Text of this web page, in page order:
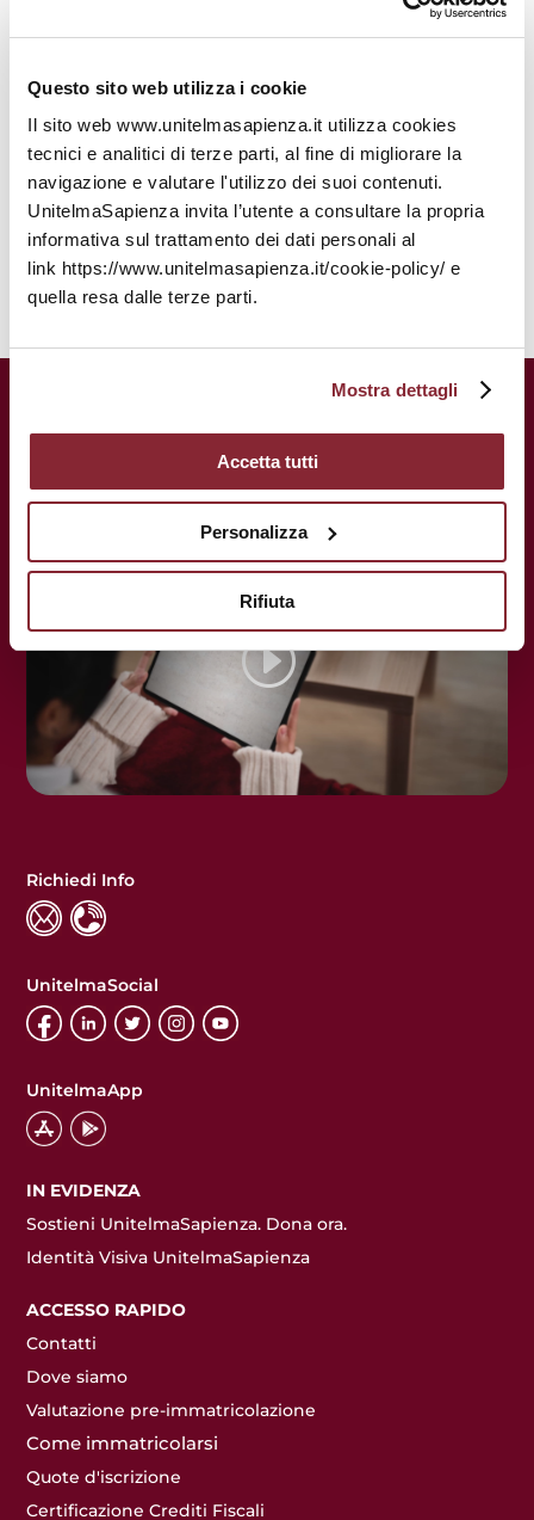
Questo sito web utilizza i cookie
Il sito web www.unitelmasapienza.it utilizza cookies
tecnici e analitici di terze parti, al fine di migliorare la
navigazione e valutare l'utilizzo dei suoi contenuti.
UnitelmaSapienza invita l’utente a consultare la propria
informativa sul trattamento dei dati personali al
link https://www.unitelmasapienza.it/cookie-policy/ e
quella resa dalle terze parti.
Mostra dettagli
Accetta tutti
Personalizza
Rifiuta
Programma
Una storia
centenaria al servizio del tuo futuro.
Richiedi Info
UnitelmaSocial
UnitelmaApp
IN EVIDENZA
Sostieni UnitelmaSapienza. Dona ora.
Identità Visiva UnitelmaSapienza
ACCESSO RAPIDO
Contatti
Dove siamo
Valutazione pre-immatricolazione
Come immatricolarsi
Quote d'iscrizione
Certificazione Crediti Fiscali